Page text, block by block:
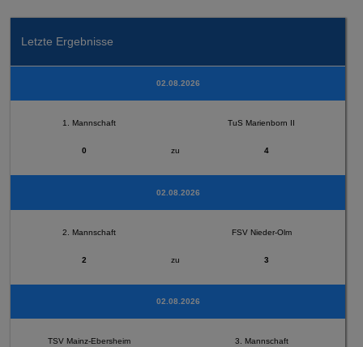
Letzte Ergebnisse
02.08.2026
1. Mannschaft TuS Marienborn II
0 zu 4
02.08.2026
2. Mannschaft FSV Nieder-Olm
2 zu 3
02.08.2026
TSV Mainz-Ebersheim 3. Mannschaft